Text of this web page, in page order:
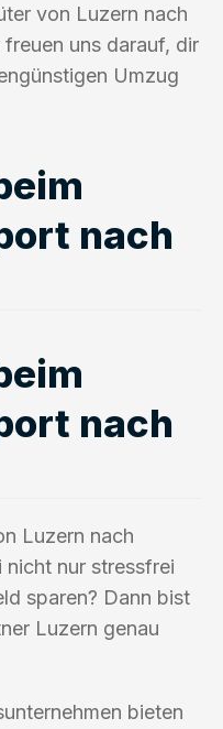
von Luzern nach
uns darauf, dir
Umzug
nach
nach
Luzern nach
nur stressfrei
sparen? Dann bist
Luzern genau
bieten